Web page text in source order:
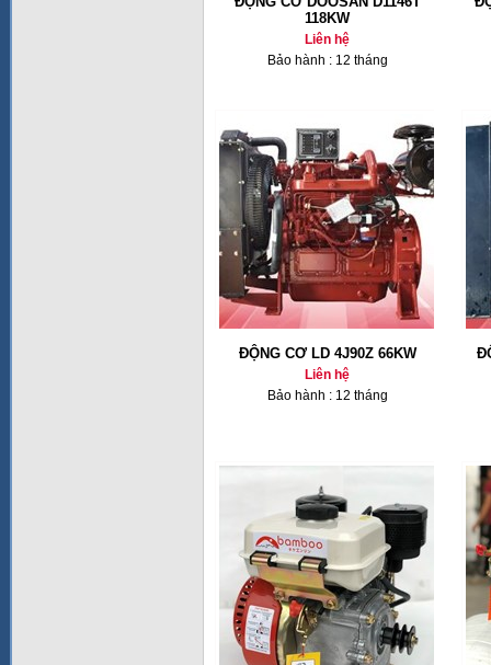
118KW
Liên hệ
Bảo hành : 12 tháng
ĐỘNG CƠ LD 4J90Z 66KW
Liên hệ
Bảo hành : 12 tháng